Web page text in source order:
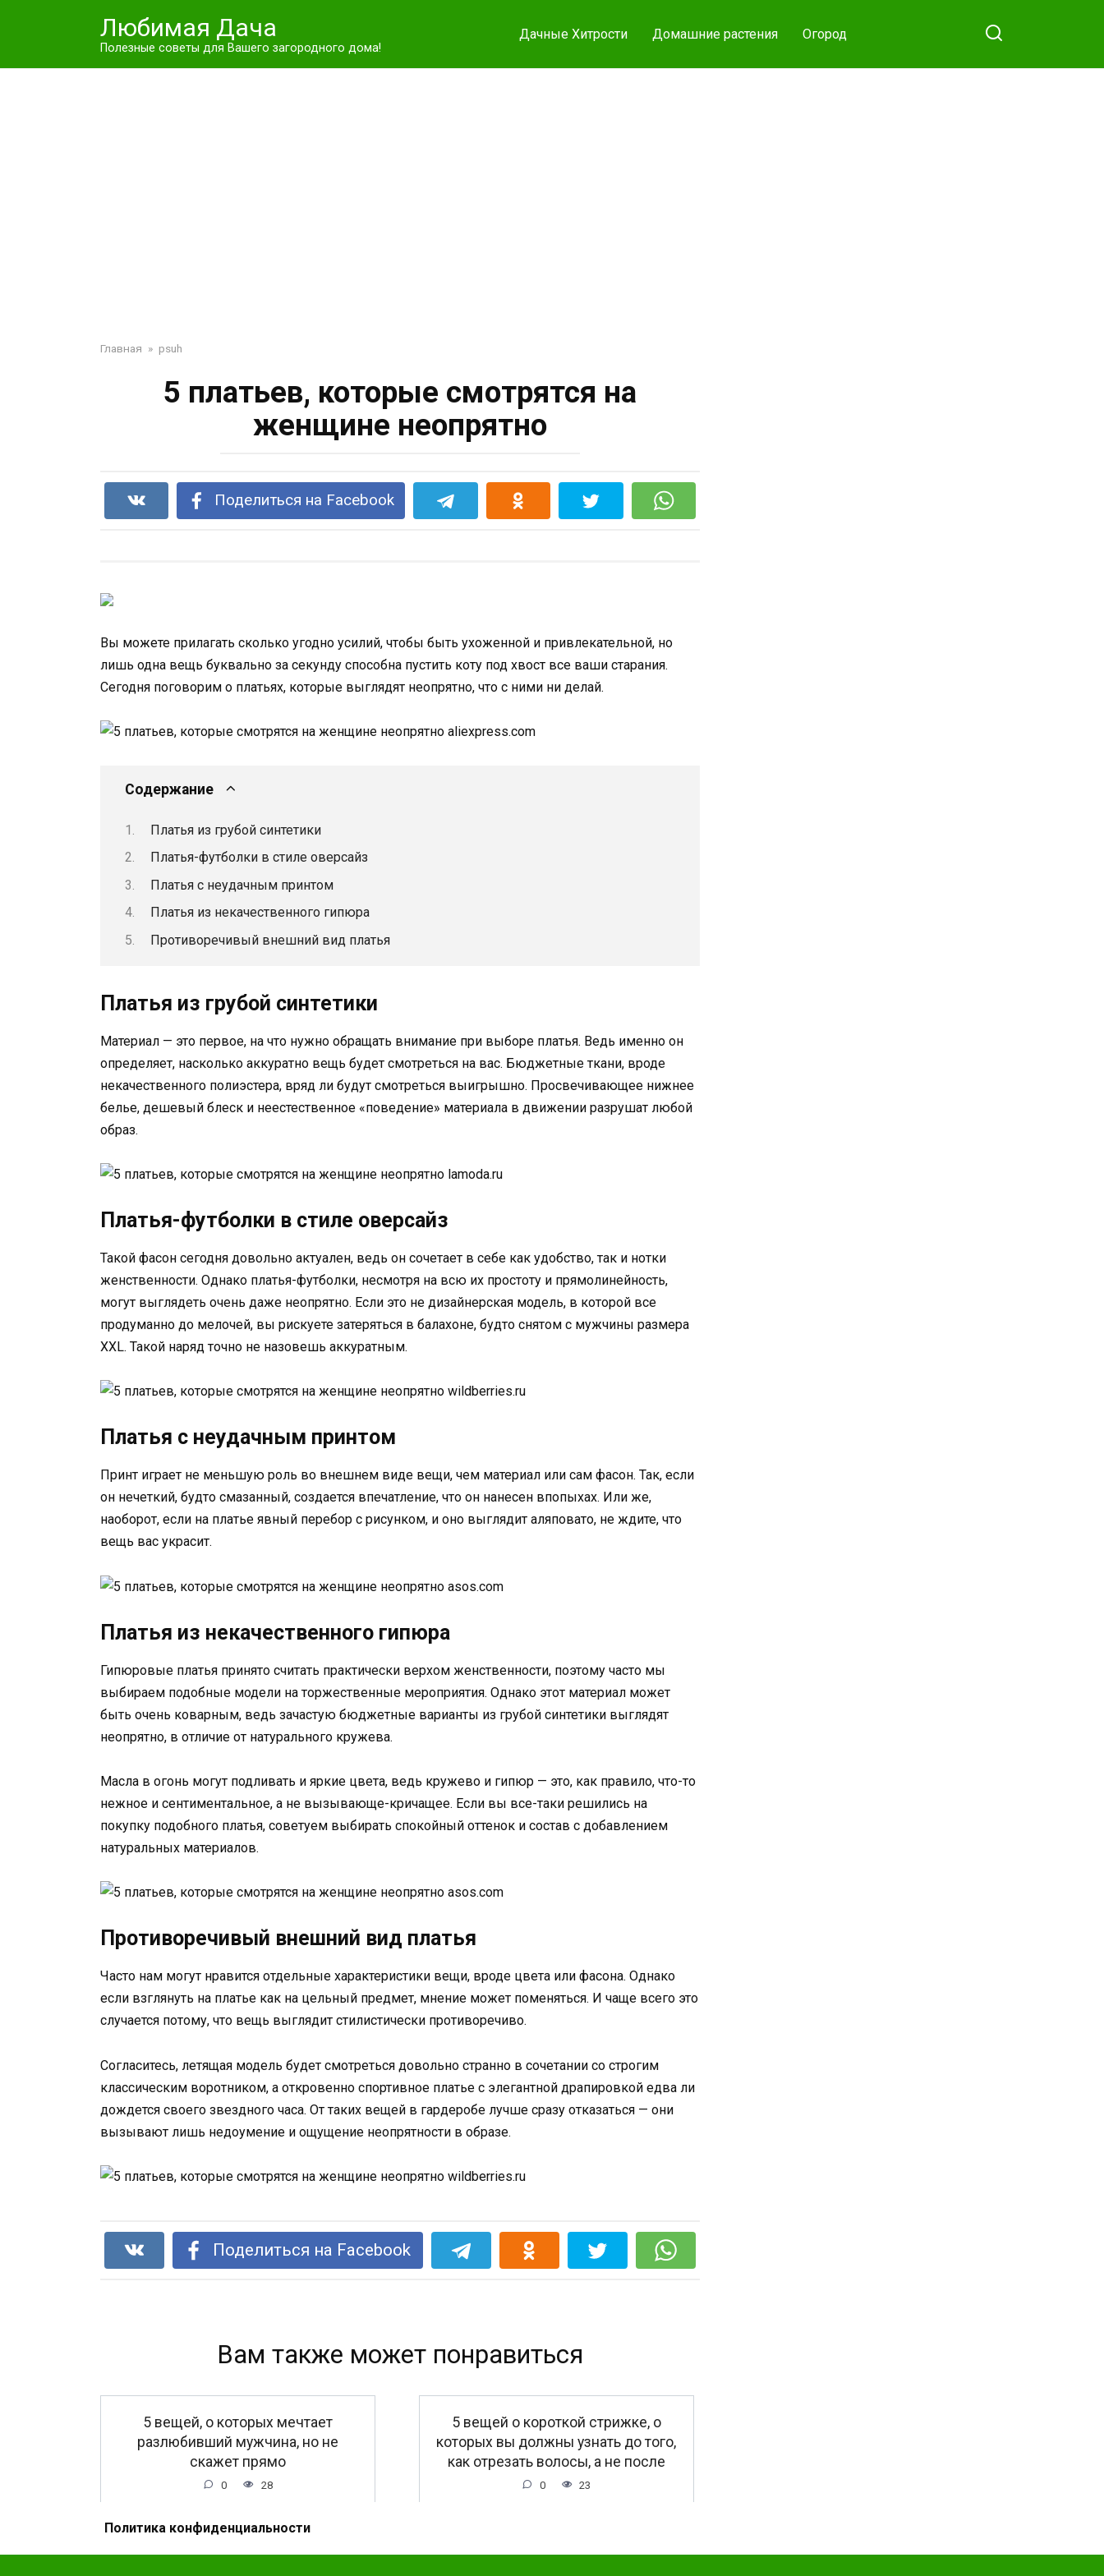
Любимая Дача
Полезные советы для Вашего загородного дома!
Дачные Хитрости Домашние растения Огород
Главная » psuh
5 платьев, которые смотрятся на
женщине неопрятно
Поделиться на Facebook
Вы можете прилагать сколько угодно усилий, чтобы быть ухоженной и привлекательной, но
лишь одна вещь буквально за секунду способна пустить коту под хвост все ваши старания.
Сегодня поговорим о платьях, которые выглядят неопрятно, что с ними ни делай.
aliexpress.com
Содержание
Платья из грубой синтетики
Платья-футболки в стиле оверсайз
Платья с неудачным принтом
Платья из некачественного гипюра
Противоречивый внешний вид платья
Платья из грубой синтетики
Материал — это первое, на что нужно обращать внимание при выборе платья. Ведь именно он
определяет, насколько аккуратно вещь будет смотреться на вас. Бюджетные ткани, вроде
некачественного полиэстера, вряд ли будут смотреться выигрышно. Просвечивающее нижнее
белье, дешевый блеск и неестественное «поведение» материала в движении разрушат любой
образ.
lamoda.ru
Платья-футболки в стиле оверсайз
Такой фасон сегодня довольно актуален, ведь он сочетает в себе как удобство, так и нотки
женственности. Однако платья-футболки, несмотря на всю их простоту и прямолинейность,
могут выглядеть очень даже неопрятно. Если это не дизайнерская модель, в которой все
продуманно до мелочей, вы рискуете затеряться в балахоне, будто снятом с мужчины размера
XXL. Такой наряд точно не назовешь аккуратным.
wildberries.ru
Платья с неудачным принтом
Принт играет не меньшую роль во внешнем виде вещи, чем материал или сам фасон. Так, если
он нечеткий, будто смазанный, создается впечатление, что он нанесен впопыхах. Или же,
наоборот, если на платье явный перебор с рисунком, и оно выглядит аляповато, не ждите, что
вещь вас украсит.
asos.com
Платья из некачественного гипюра
Гипюровые платья принято считать практически верхом женственности, поэтому часто мы
выбираем подобные модели на торжественные мероприятия. Однако этот материал может
быть очень коварным, ведь зачастую бюджетные варианты из грубой синтетики выглядят
неопрятно, в отличие от натурального кружева.
Масла в огонь могут подливать и яркие цвета, ведь кружево и гипюр — это, как правило, что-то
нежное и сентиментальное, а не вызывающе-кричащее. Если вы все-таки решились на
покупку подобного платья, советуем выбирать спокойный оттенок и состав с добавлением
натуральных материалов.
asos.com
Противоречивый внешний вид платья
Часто нам могут нравится отдельные характеристики вещи, вроде цвета или фасона. Однако
если взглянуть на платье как на цельный предмет, мнение может поменяться. И чаще всего это
случается потому, что вещь выглядит стилистически противоречиво.
Согласитесь, летящая модель будет смотреться довольно странно в сочетании со строгим
классическим воротником, а откровенно спортивное платье с элегантной драпировкой едва ли
дождется своего звездного часа. От таких вещей в гардеробе лучше сразу отказаться — они
вызывают лишь недоумение и ощущение неопрятности в образе.
wildberries.ru
Поделиться на Facebook
Вам также может понравиться
5 вещей, о которых мечтает
разлюбивший мужчина, но не
скажет прямо
0 28
5 вещей о короткой стрижке, о
которых вы должны узнать до того,
как отрезать волосы, а не после
0 23
Политика конфиденциальности